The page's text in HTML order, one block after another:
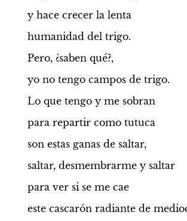
y hace crecer la lenta
humanidad del trigo.
Pero, ¿saben qué?,
yo no tengo campos de trigo.
Lo que tengo y me sobran
para repartir como tutuca
son estas ganas de saltar,
saltar, desmembrarme y saltar
para ver si se me cae
este cascarón radiante de